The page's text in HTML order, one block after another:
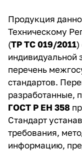
Продукция
Техническому
(ТР ТС 019/2011)
индивидуальной
перечень
стандартов.
разработанные,
ГОСТ Р ЕН 358
Стандарт
требования,
информацию,